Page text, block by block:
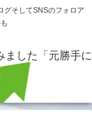
グそしてSNSのフォロア
ました「元勝手に